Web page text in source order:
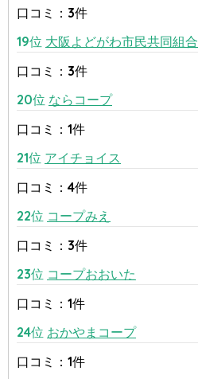
口コミ：3件
19位 大阪よどがわ市民共同組合
口コミ：3件
20位 ならコープ
口コミ：1件
21位 アイチョイス
口コミ：4件
22位 コープみえ
口コミ：3件
23位 コープおおいた
口コミ：1件
24位 おかやまコープ
口コミ：1件